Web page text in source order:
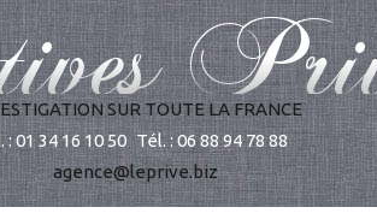
SUR TOUTE LA FRANCE
: 01 34 16 10 50 Tél. : 06 88 94 78 88
agence@leprive.biz